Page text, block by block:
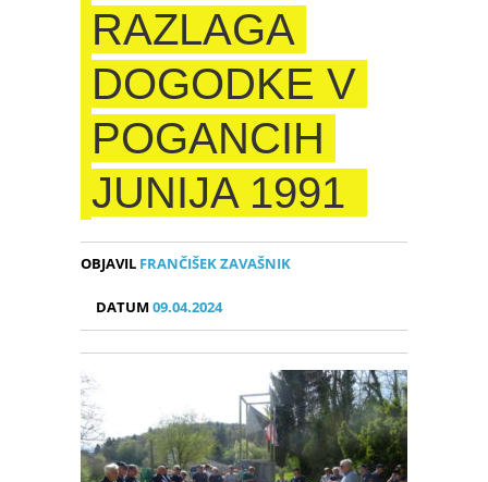
RAZLAGA
DOGODKE V
POGANCIH
JUNIJA 1991
OBJAVIL FRANČIŠEK ZAVAŠNIK
DATUM09.04.2024